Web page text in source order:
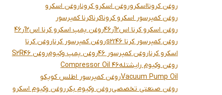
روغن کرونااسکروروغن اسکرو کروناروغن اسکرو
روغن کمپرسور اسکرو کروناکرناکرنا کمپرسور
روغن اسکرو کرنا اس2آر46
روغن پمپ اسکرو کرنا اس2آر46
روغن کمپرسور کرنا s2r46
روغن کمپرسور کرناروغن کرنا
اسکرو کرناروغن کمپرسور 46 روغن پمپ وکیومروغن S2R46
روغن وکیوم رایشتلهCompressor Oil 46
Vacuum Pump Oilروغن کمپرسور اطلس کوپکو
روغن صنعتی تخصصیروغن وکیوم بکرروغن وکیوم اسکرو